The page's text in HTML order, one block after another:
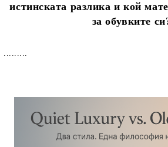
истинската разлика и кой
за обувките
.........